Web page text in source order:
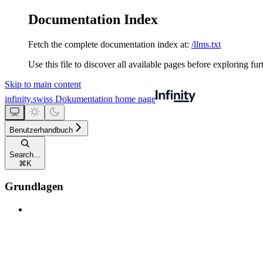
Documentation Index
Fetch the complete documentation index at: /llms.txt
Use this file to discover all available pages before exploring
Skip to main content
infinity.swiss Dokumentation home page
Benutzerhandbuch
Search...
⌘K
Grundlagen